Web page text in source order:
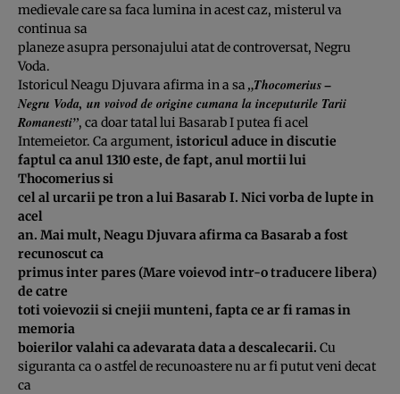
medievale care sa faca lumina in acest caz, misterul va
continua sa
planeze asupra personajului atat de controversat, Negru
Voda.
Istoricul Neagu Djuvara afirma in a sa „Thocomerius –
Negru Voda, un voivod de origine cumana la inceputurile Tarii
Romanesti”, ca doar tatal lui Basarab I putea fi acel
Intemeietor. Ca argument, istoricul aduce in discutie
faptul ca anul 1310 este, de fapt, anul mortii lui
Thocomerius si
cel al urcarii pe tron a lui Basarab I. Nici vorba de lupte in
acel
an. Mai mult, Neagu Djuvara afirma ca Basarab a fost
recunoscut ca
primus inter pares (Mare voievod intr-o traducere libera)
de catre
toti voievozii si cnejii munteni, fapta ce ar fi ramas in
memoria
boierilor valahi ca adevarata data a descalecarii. Cu
siguranta ca o astfel de recunoastere nu ar fi putut veni decat
ca